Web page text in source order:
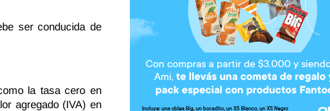
ser conducida de
la tasa cero en
agregado (IVA) en